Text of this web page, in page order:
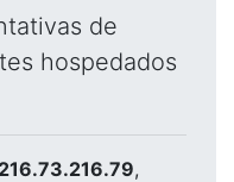
de
hospedados
216.73.216.79,